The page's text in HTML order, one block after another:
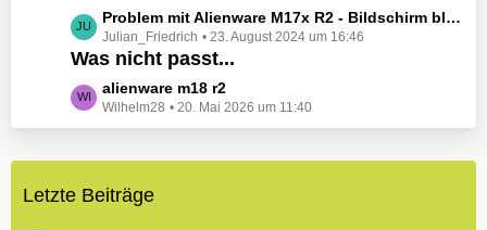
g
e
z
t
e
e
r
g
L
e
t
z
t
e
i
Problem mit Alienware M17x R2 - Bildschirm bleibt schwarz beim Start
Julian_Friedrich 23. August 2024 um 16:46
Was nicht passt...
L
e
t
e
alienware m18 r2
Wilhelm28 20. Mai 2026 um 11:40
Letzte Beiträge